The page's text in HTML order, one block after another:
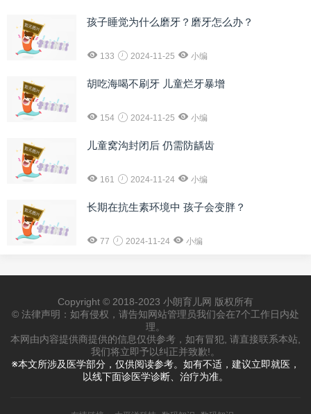
孩子睡觉为什么磨牙？磨牙怎么办？
133 2024-11-25 小编
胡吃海喝不刷牙 儿童烂牙暴增
154 2024-11-25 小编
儿童窝沟封闭后 仍需防龋齿
161 2024-11-24 小编
长期在抗生素环境中 孩子会变胖？
77 2024-11-24 小编
Copyright © 2018-2023 小朗育儿网 版权所有
© 法律声明：如有侵权，请告知网站管理员我们会在7个工作日内处
理。
本网由内容提供商提供的信息仅供参考，如有冒犯, 请直接联系本站,
我们将立即予以纠正并致歉!。
※本文所涉及医学部分，仅供阅读参考。如有不适，建议立即就医，
以线下面诊医学诊断、治疗为准。